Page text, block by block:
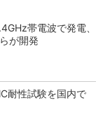
帯電波で発電、
が開発
耐性試験を国内で